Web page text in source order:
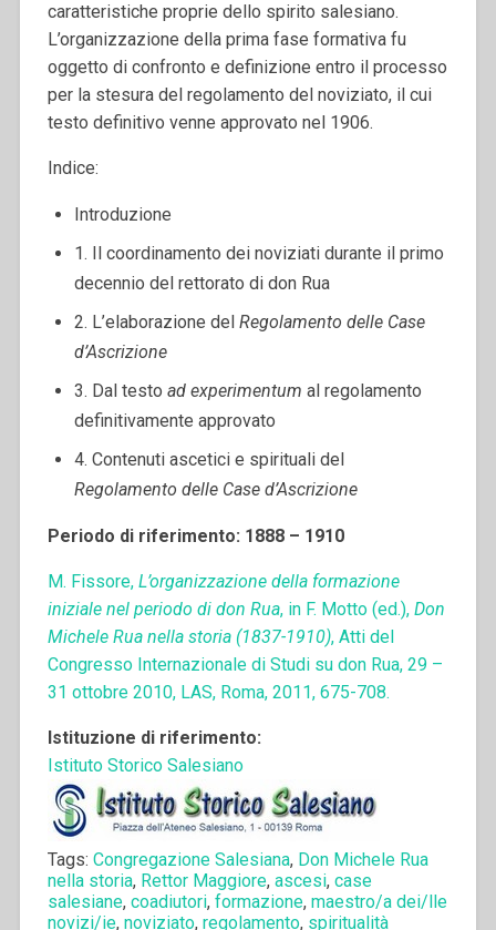
caratteristiche proprie dello spirito salesiano.
L’organizzazione della prima fase formativa fu
oggetto di confronto e definizione entro il processo
per la stesura del regolamento del noviziato, il cui
testo definitivo venne approvato nel 1906.
Indice:
Introduzione
1. Il coordinamento dei noviziati durante il primo
decennio del rettorato di don Rua
2. L’elaborazione del Regolamento delle Case
d’Ascrizione
3. Dal testo ad experimentum al regolamento
definitivamente approvato
4. Contenuti ascetici e spirituali del
Regolamento delle Case d’Ascrizione
Periodo di riferimento: 1888 – 1910
M. Fissore, L’organizzazione della formazione
iniziale nel periodo di don Rua, in F. Motto (ed.), Don
Michele Rua nella storia (1837-1910), Atti del
Congresso Internazionale di Studi su don Rua, 29 –
31 ottobre 2010, LAS, Roma, 2011, 675-708.
Istituzione di riferimento:
Istituto Storico Salesiano
Tags: Congregazione Salesiana, Don Michele Rua
nella storia, Rettor Maggiore, ascesi, case
salesiane, coadiutori, formazione, maestro/a dei/lle
novizi/ie, noviziato, regolamento, spiritualità